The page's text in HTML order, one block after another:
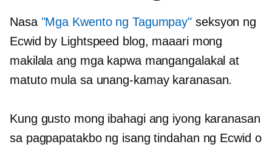
Nasa "Mga Kwento ng Tagumpay" seksyon ng
Ecwid by Lightspeed blog, maaari mong
makilala ang mga kapwa mangangalakal at
matuto mula sa unang-kamaykaranasan.
Kung gusto mong ibahagi ang iyong karanasan
sa pagpapatakbo ng isang tindahan ng Ecwid o